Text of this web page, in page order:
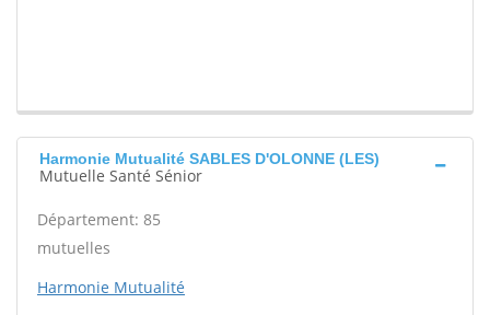
Harmonie Mutualité SABLES D'OLONNE (LES)
Mutuelle Santé Sénior
Département: 85
mutuelles
Harmonie Mutualité